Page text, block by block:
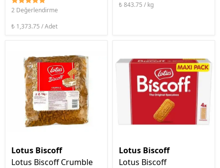
2 Değerlendirme
₺ 1,373.75 / Adet
₺ 843.75 / kg
Lotus Biscoff
Lotus Biscoff Crumble
Lotus Biscoff
Lotus Biscoff